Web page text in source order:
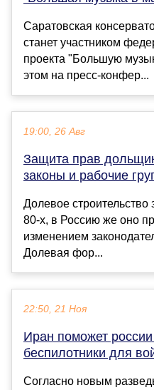
Саратовская
станет участником
проекта "Большую
этом на пресс-конфер...
19:00, 26 Авг
Защита прав
законы и рабочие
Долевое строительство
80-х, в Россию же оно
изменением
Долевая фор...
22:50, 21 Ноя
Иран поможет россии
беспилотники для
Согласно новым